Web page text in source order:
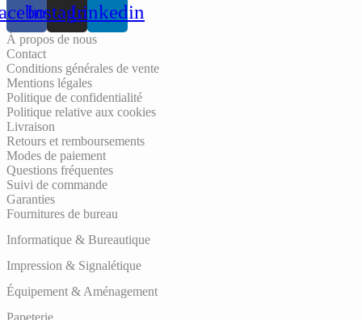
InstagramLinkedin
À propos de nous
Contact
Conditions générales de vente
Mentions légales
Politique de confidentialité
Politique relative aux cookies
Livraison
Retours et remboursements
Modes de paiement
Questions fréquentes
Suivi de commande
Garanties
Fournitures de bureau
Informatique & Bureautique
Impression & Signalétique
Équipement & Aménagement
Papeterie